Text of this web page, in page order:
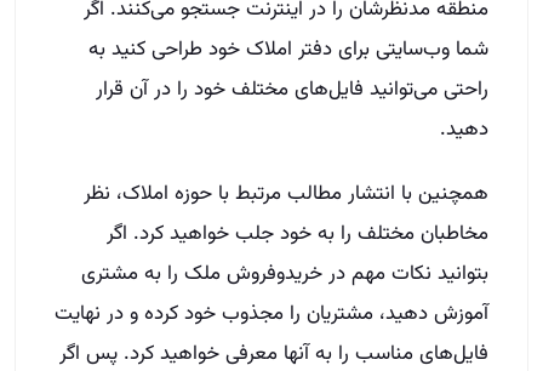
منطقه مدنظرشان را در اینترنت جستجو می‌کنند. اگر
شما وب‌سایتی برای دفتر املاک خود طراحی کنید به
راحتی می‌توانید فایل‌های مختلف خود را در آن قرار
دهید.
همچنین با انتشار مطالب مرتبط با حوزه املاک، نظر
مخاطبان مختلف را به خود جلب خواهید کرد. اگر
بتوانید نکات مهم در خریدوفروش ملک را به مشتری
آموزش دهید، مشتریان را مجذوب خود کرده و در نهایت
فایل‌های مناسب را به آنها معرفی خواهید کرد. پس اگر